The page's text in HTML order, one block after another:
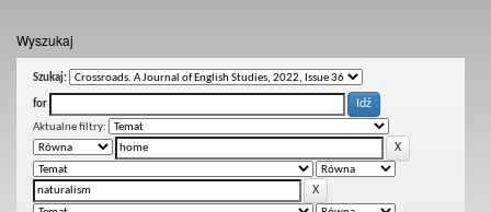
Wyszukaj
Szukaj:
for
Aktualne filtry: